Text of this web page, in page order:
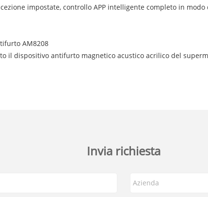
impostate, controllo APP intelligente completo in
AM8208
il dispositivo antifurto magnetico acustico acrilico del
Invia richiesta